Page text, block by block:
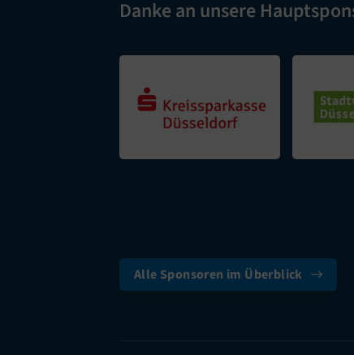
Danke an unsere
Alle Sponsoren im Überblick